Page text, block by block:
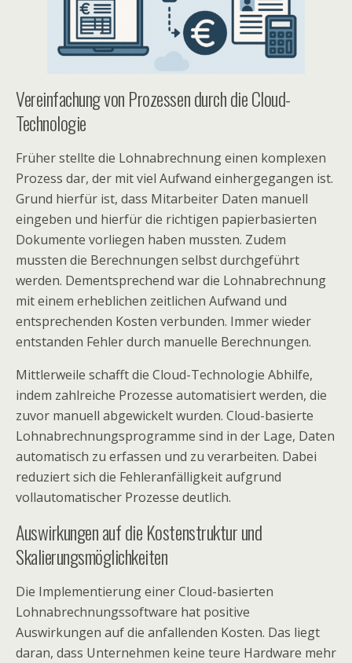
Vereinfachung von Prozessen durch die Cloud-
Technologie
Früher stellte die Lohnabrechnung einen komplexen
Prozess dar, der mit viel Aufwand einhergegangen ist.
Grund hierfür ist, dass Mitarbeiter Daten manuell
eingeben und hierfür die richtigen papierbasierten
Dokumente vorliegen haben mussten. Zudem
mussten die Berechnungen selbst durchgeführt
werden. Dementsprechend war die Lohnabrechnung
mit einem erheblichen zeitlichen Aufwand und
entsprechenden Kosten verbunden. Immer wieder
entstanden Fehler durch manuelle Berechnungen.
Mittlerweile schafft die Cloud-Technologie Abhilfe,
indem zahlreiche Prozesse automatisiert werden, die
zuvor manuell abgewickelt wurden. Cloud-basierte
Lohnabrechnungsprogramme sind in der Lage, Daten
automatisch zu erfassen und zu verarbeiten. Dabei
reduziert sich die Fehleranfälligkeit aufgrund
vollautomatischer Prozesse deutlich.
Auswirkungen auf die Kostenstruktur und
Skalierungsmöglichkeiten
Die Implementierung einer Cloud-basierten
Lohnabrechnungssoftware hat positive
Auswirkungen auf die anfallenden Kosten. Das liegt
daran, dass Unternehmen keine teure Hardware mehr